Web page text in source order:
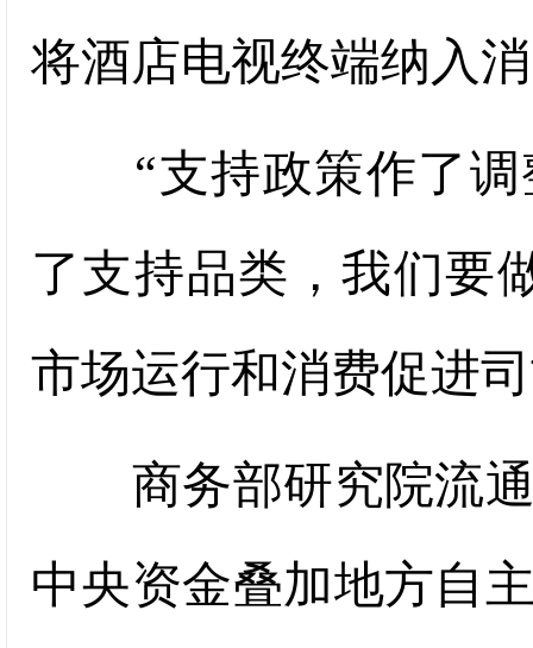
将酒店电视终端纳入
“支持政策作了调
了支持品类，我们要
市场运行和消费促进
商务部研究院流通
中央资金叠加地方自